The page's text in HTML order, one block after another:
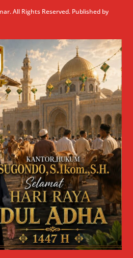
All Rights Reserved. Published by